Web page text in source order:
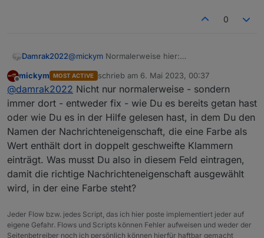
0
Damrak2022@mickym Normalerweise hier:
Offline
mickym MOST ACTIVE schrieb am 6. Mai 2023, 00:37
zuletzt editiert von
@damrak2022 Nicht nur normalerweise - sondern
immer dort - entweder fix - wie Du es bereits getan hast
oder wie Du es in der Hilfe gelesen hast, in dem Du den
Namen der Nachrichteneigenschaft, die eine Farbe als
Wert enthält dort in doppelt geschweifte Klammern
einträgt. Was musst Du also in diesem Feld eintragen,
damit die richtige Nachrichteneigenschaft ausgewählt
wird, in der eine Farbe steht?
Jeder Flow bzw. jedes Script, das ich hier poste implementiert jeder auf
eigene Gefahr. Flows und Scripts können Fehler aufweisen und weder der
Seitenbetreiber noch ich persönlich können hierfür haftbar gemacht